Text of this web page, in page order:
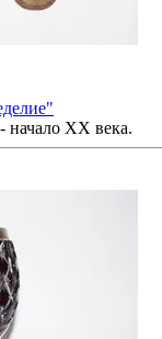
начало XX века.